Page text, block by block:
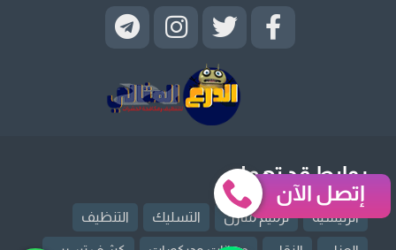
روابط قد تهمك
الرئيسية ترميم منازل التسليك التنظيف
إتصل الآن